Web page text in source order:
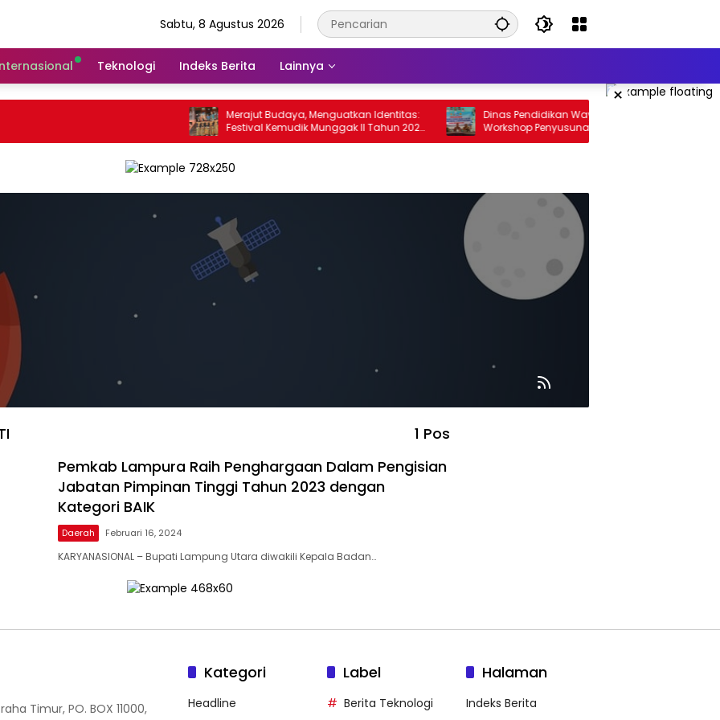
Sabtu, 8 Agustus 2026
Teknologi Indeks Berita Lainnya
×
Merajut Budaya, Menguatkan Identitas:
Festival Kemudik Munggak II Tahun 2025
Way Kanan
Dinas Pendidikan Way Kanan Gelar
Workshop Penyusunan Renstra Sekolah
1 Pos
Pemkab Lampura Raih Penghargaan Dalam Pengisian
Jabatan Pimpinan Tinggi Tahun 2023 dengan
Kategori BAIK
Daerah Februari 16, 2024
KARYANASIONAL – Bupati Lampung Utara diwakili Kepala Badan…
Timur, PO. BOX 11000,
Kategori
Headline
Label
Berita Teknologi
Halaman
Indeks Berita